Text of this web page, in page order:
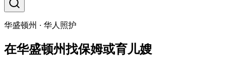
华盛顿州 · 华人照护
在华盛顿州找保姆或育儿嫂